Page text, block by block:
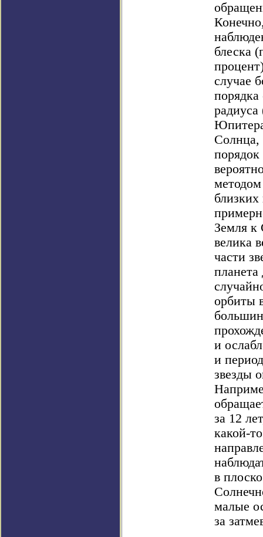
блеска
случае
порядка
Солнца,
методом
близких
Земля к
велика
части
планета
орбиты
и
и
звезды
за 12
какой-
в
малые
за